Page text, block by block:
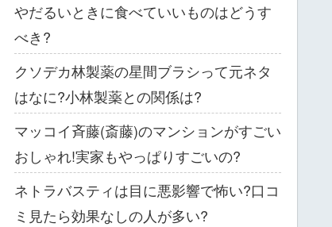
やだるいときに食べていいものはどうす
べき?
クソデカ林製薬の星間ブラシって元ネタ
はなに?小林製薬との関係は?
マッコイ斉藤(斎藤)のマンションがすごい
おしゃれ!実家もやっぱりすごいの?
ネトラバスティは目に悪影響で怖い?口コ
ミ見たら効果なしの人が多い?